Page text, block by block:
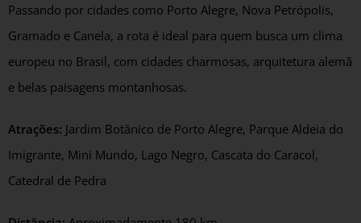
Passando por cidades como Porto Alegre, Nova Petrópolis,
Gramado e Canela, a rota é ideal para quem busca um clima
europeu no Brasil, com cidades charmosas, arquitetura alemã
e belas paisagens montanhosas.
Atrações: Jardim Botânico de Porto Alegre, Parque Aldeia do
Imigrante, Mini Mundo, Lago Negro, Cascata do Caracol,
Catedral de Pedra